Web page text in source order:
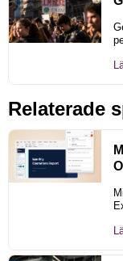
Relaterade